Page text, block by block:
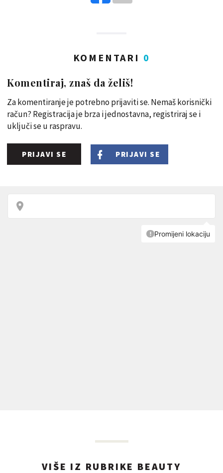
KOMENTARI 0
Komentiraj, znaš da želiš!
Za komentiranje je potrebno prijaviti se. Nemaš korisnički
račun? Registracija je brza i jednostavna, registriraj se i
uključi se u raspravu.
PRIJAVI SE PRIJAVI SE
VIŠE IZ RUBRIKE BEAUTY